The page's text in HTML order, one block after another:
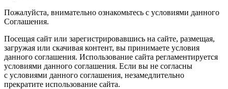
Пожалуйста, внимательно ознакомьтесь с условиями данного
Соглашения.
Посещая сайт или зарегистрировавшись на сайте, размещая,
загружая или скачивая контент, вы принимаете условия
данного соглашения. Использование сайта регламентируется
условиями данного соглашения. Если вы не согласны
с условиями данного соглашения, незамедлительно
прекратите использование сайта.